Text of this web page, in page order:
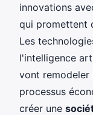
innovations
qui promettent
Les
l'intelligence
vont remodeler
processus
créer une